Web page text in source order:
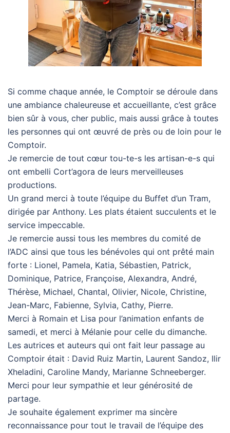
Si comme chaque année, le Comptoir se déroule dans
une ambiance chaleureuse et accueillante, c’est grâce
bien sûr à vous, cher public, mais aussi grâce à toutes
les personnes qui ont œuvré de près ou de loin pour le
Comptoir.
Je remercie de tout cœur tou-te-s les artisan-e-s qui
ont embelli Cort’agora de leurs merveilleuses
productions.
Un grand merci à toute l’équipe du Buffet d’un Tram,
dirigée par Anthony. Les plats étaient succulents et le
service impeccable.
Je remercie aussi tous les membres du comité de
l’ADC ainsi que tous les bénévoles qui ont prêté main
forte : Lionel, Pamela, Katia, Sébastien, Patrick,
Dominique, Patrice, Françoise, Alexandra, André,
Thérèse, Michael, Chantal, Olivier, Nicole, Christine,
Jean-Marc, Fabienne, Sylvia, Cathy, Pierre.
Merci à Romain et Lisa pour l’animation enfants de
samedi, et merci à Mélanie pour celle du dimanche.
Les autrices et auteurs qui ont fait leur passage au
Comptoir était : David Ruiz Martin, Laurent Sandoz, Ilir
Xheladini, Caroline Mandy, Marianne Schneeberger.
Merci pour leur sympathie et leur générosité de
partage.
Je souhaite également exprimer ma sincère
reconnaissance pour tout le travail de l’équipe des